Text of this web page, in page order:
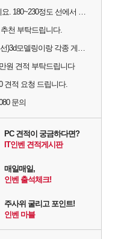
스녀 레깅스핏 ㄷㄷ
1위길드 내 대규모 인원이탈종용 추정
마이 성우 정보 및 주요 필모
성우 정보 및 출연작 모음
안녕하세요. 180~230정도 선에서 잡고싶습니다.
천 부탁드립니다.
(300정도선)3d모델링이랑 각종 게임을 하는데 견적부탁드립니다!300정도선
원 견적 부탁드립니다
견적 요청 드립니다.
문의
PC 견적이 궁금하다면?
IT인벤 견적게시판
매일매일,
인벤 출석체크!
주사위 굴리고 포인트!
인벤 마블